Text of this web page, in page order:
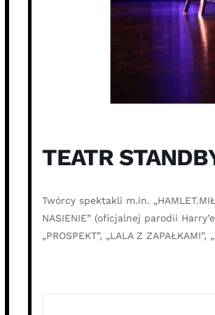
TEATR
Twórcy spektakli m.in.
NASIENIE” (oficjalnej parodii
„PROSPEKT”, „LALA Z ZAPAŁKAMI”,